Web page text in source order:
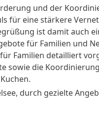
und der
für eine stärkere
ist damit auch
für Familien und
Familien detailliert
die
durch gezielte